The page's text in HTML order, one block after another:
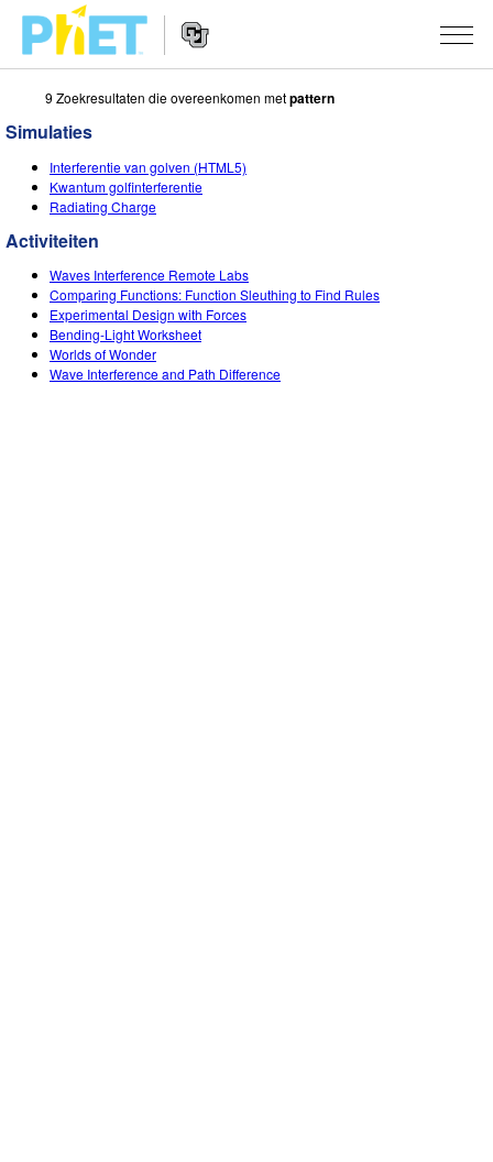
Zoek
PhET
Website
Navigation
SIMULATIES
All Sims
Fysica
Wiskunde
Chemie
Aardrijkskunde
STUDIO
About Studio
Customizable Sims
Start a Free Trial
Purchase a License
ONDERWIJS
Activiteiten
Deel je activiteiten
Activity Contribution Guidelines
ONDERZOEK
INITIATIVES
Inclusive Design
LOG IN / REGISTREER
9 Zoekresultaten die overeenkomen metpattern
Simulaties
Interferentie van golven (HTML5)
Kwantum golfinterferentie
Radiating Charge
Activiteiten
Waves Interference Remote Labs
Comparing Functions: Function Sleuthing to Find Rules
Experimental Design with Forces
Bending-Light Worksheet
Worlds of Wonder
Wave Interference and Path Difference